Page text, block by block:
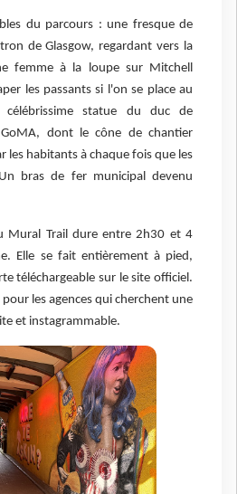
du parcours : une fresque de
de Glasgow, regardant vers la
femme à la loupe sur Mitchell
les passants si l'on se place au
statue du duc de
dont le cône de chantier
les habitants à chaque fois que les
bras de fer municipal devenu
Mural Trail dure entre 2h30 et 4
Elle se fait entièrement à pied,
téléchargeable sur le site officiel.
les agences qui cherchent une
et instagrammable.